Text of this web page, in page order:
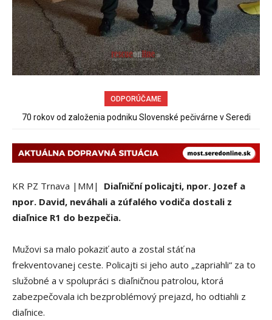
ODPORÚČAME
Sereď niekedy bola mestom s výborným napojením na
KR PZ Trnava |MM| Diaľniční policajti, npor. Jozef a
npor. David, neváhali a zúfalého vodiča dostali z
diaľnice R1 do bezpečia.
Mužovi sa malo pokaziť auto a zostal stáť na
frekventovanej ceste. Policajti si jeho auto „zapriahli“ za to
služobné a v spolupráci s diaľničnou patrolou, ktorá
zabezpečovala ich bezproblémový prejazd, ho odtiahli z
diaľnice.